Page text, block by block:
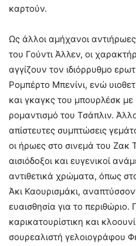
καρτούν.
Ως άλλοι αμήχανοι
του Γούντι Άλλεν, οι
αγγίζουν τον ιδιόρρυθμο
Ρομπέρτο Μπενίνι, ενώ
και γκαγκς του μπουρλέσκ με
ρομαντισμό του Τσάπλιν.
απίστευτες συμπτώσεις
οι ήρωες στο σινεμά του Ζακ
αισιόδοξοι και ευγενικοί
αντιθετικά χρώματα, όπως
Άκι Καουρισμάκι,
ευαισθησία για το
καρικατουρίστικη και
σουρεαλιστή γελοιογράφου